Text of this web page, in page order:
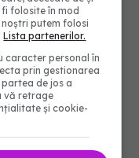
folosite în mod
putem folosi
Lista partenerilor.
caracter personal în
prin gestionarea
de jos a
vă retrage
și cookie-